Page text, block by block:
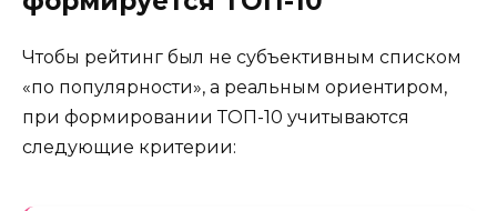
Чтобы рейтинг был не субъективным списком
«по популярности», а реальным ориентиром,
при формировании ТОП-10 учитываются
следующие критерии: